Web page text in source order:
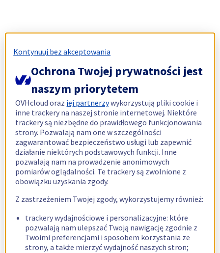
Kontynuuj bez akceptowania
Ochrona Twojej prywatności jest
naszym priorytetem
OVHcloud oraz jej partnerzywykorzystują pliki cookie i
inne trackery na naszej stronie internetowej. Niektóre
trackery są niezbędne do prawidłowego funkcjonowania
strony. Pozwalają nam one w szczególności
zagwarantować bezpieczeństwo usługi lub zapewnić
działanie niektórych podstawowych funkcji. Inne
pozwalają nam na prowadzenie anonimowych
pomiarów oglądalności. Te trackery są zwolnione z
obowiązku uzyskania zgody.
Z zastrzeżeniem Twojej zgody, wykorzystujemy również:
trackery wydajnościowe i personalizacyjne: które
pozwalają nam ulepszać Twoją nawigację zgodnie z
Twoimi preferencjami i sposobem korzystania ze
strony, a także mierzyć wydajność naszych stron;